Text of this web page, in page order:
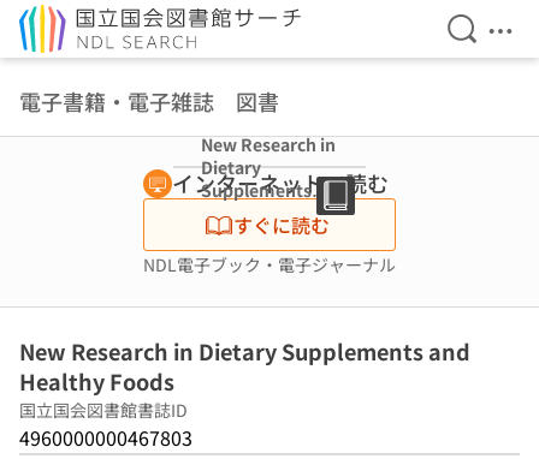
検索を
メ
電子書籍・電子雑誌 図書
New Research in
Dietary
Supplements
and Healthy
Foods
インターネットで読む
すぐに読む
NDL電子ブック・電子ジャーナル
New Research in Dietary Supplements and
Healthy Foods
国立国会図書館書誌ID
4960000000467803